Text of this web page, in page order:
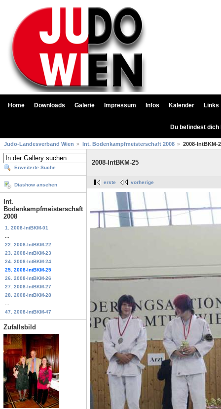
Home Downloads Galerie Impressum Infos Kalender Links
Du befindest
Judo-Landesverband Wien Int. Bodenkampfmeisterschaft 2008 2008-IntBKM-
Erweiterte Suche
Diashow ansehen
Int.
Bodenkampfmeisterschaft
2008
1. 2008-IntBKM-01
22. 2008-IntBKM-22
23. 2008-IntBKM-23
24. 2008-IntBKM-24
25. 2008-IntBKM-25
26. 2008-IntBKM-26
27. 2008-IntBKM-27
28. 2008-IntBKM-28
47. 2008-IntBKM-47
Zufallsbild
2008-IntBKM-25
erste vorherige